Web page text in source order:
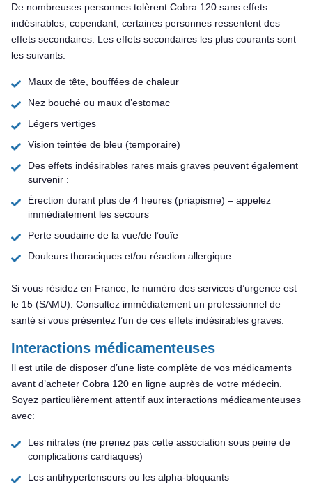
De nombreuses personnes tolèrent Cobra 120 sans effets
indésirables; cependant, certaines personnes ressentent des
effets secondaires. Les effets secondaires les plus courants sont
les suivants:
Maux de tête, bouffées de chaleur
Nez bouché ou maux d’estomac
Légers vertiges
Vision teintée de bleu (temporaire)
Des effets indésirables rares mais graves peuvent également
survenir :
Érection durant plus de 4 heures (priapisme) – appelez
immédiatement les secours
Perte soudaine de la vue/de l’ouïe
Douleurs thoraciques et/ou réaction allergique
Si vous résidez en France, le numéro des services d’urgence est
le 15 (SAMU). Consultez immédiatement un professionnel de
santé si vous présentez l’un de ces effets indésirables graves.
Interactions médicamenteuses
Il est utile de disposer d’une liste complète de vos médicaments
avant d’acheter Cobra 120 en ligne auprès de votre médecin.
Soyez particulièrement attentif aux interactions médicamenteuses
avec:
Les nitrates (ne prenez pas cette association sous peine de
complications cardiaques)
Les antihypertenseurs ou les alpha-bloquants